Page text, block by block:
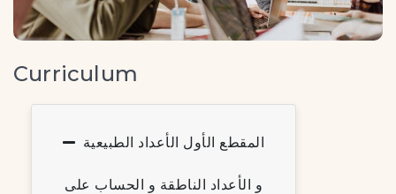
Curriculum
المقطع الأول الأعداد الطبيعية
و الأعداد الناطقة و الحساب على